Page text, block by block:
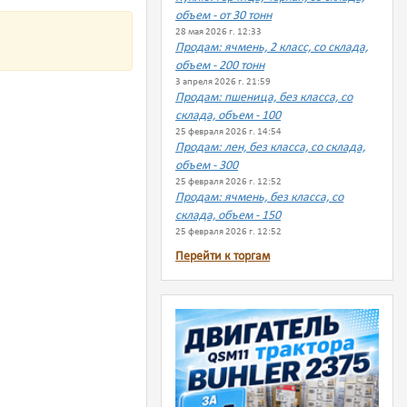
объем - от 30 тонн
28 мая 2026 г. 12:33
Продам: ячмень, 2 класс, со склада,
объем - 200 тонн
3 апреля 2026 г. 21:59
Продам: пшеница, без класса, со
склада, объем - 100
25 февраля 2026 г. 14:54
Продам: лен, без класса, со склада,
объем - 300
25 февраля 2026 г. 12:52
Продам: ячмень, без класса, со
склада, объем - 150
25 февраля 2026 г. 12:52
Перейти к торгам